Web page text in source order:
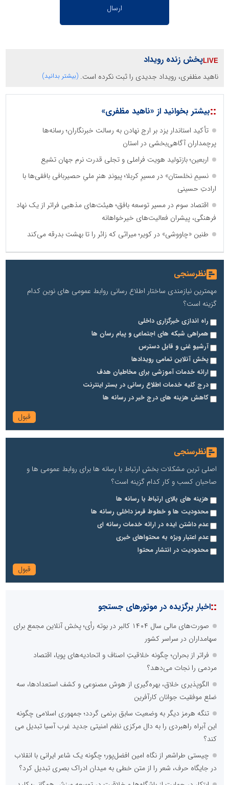
پخش زنده رویداد
ناهید مظفری، رویداد جدیدی را ثبت نکرده است. (بیشتر بدانید)
::بیشتر بخوانید از «ناهید مظفری»
تأکید استاندار یزد بر ارج نهادن به رسالت خبرنگاران؛ رسانه‌ها
پرچمداران آگاهی‌بخشی در استان
اربعین؛ بازتولید هویت فراملی و تجلی قدرت نرم جهان تشیع
نسیمِ نخلستان» در مسیرِ کربلا؛ پیوندِ هنرِ ملیِ حصیربافی بافقی‌ها با
ارادتِ حسینی
اقتصاد سوم در مسیر توسعه بافق؛ هیئت‌های مذهبی فراتر از یک نهاد
فرهنگی، پیشران فعالیت‌های خیرخواهانه
طنین «چاووشی» در کویر؛ میراثی که زائر را تا بهشت بدرقه می‌کند
نظرسنجی
مهمترین نیازمندی ساختار اطلاع رسانی روابط عمومی های نوین کدام
گزینه است؟
راه اندازی خبرگزاری داخلی
همراهی شبکه های اجتماعی و پیام رسان ها
آرشیو غنی و قابل دسترس
پخش آنلاین تمامی رویدادها
ارائه خدمات آموزشی برای مخاطیان هدف
درج کلیه خدمات اطلاع رسانی در بستر اینترنت
کاهش هزینه های درج خبر در رسانه ها
نظرسنجی
اصلی ترین مشکلات بخش ارتباط با رسانه ها برای روابط عمومی ها و
صاحبان کسب و کار کدام گزینه است؟
هزینه های بالای ارتباط با رسانه ها
محدودیت ها و خطوط قرمز داخلی رسانه ها
عدم داشتن ایده در ارائه خدمات رسانه ای
عدم اعتبار ویژه به محتواهای خبری
محدودیت در انتشار محتوا
::اخبار برگزیده در موتورهای جستجو
صورت‌های مالی سال ۱۴۰۴ کالبر در بوته رأی؛ پخش آنلاین مجمع برای
سهامداران در سراسر کشور
فراتر از بحران؛ چگونه خلاقیتِ اصناف و اتحادیه‌های پویا، اقتصاد
مردمی را نجات می‌دهد؟
الگوپذیری خلاق، بهره‌گیری از هوش مصنوعی و کشف استعدادها، سه
ضلع موفقیت جوانان کارآفرین
تنگه هرمز دیگر به وضعیت سابق برنمی گردد؛ جمهوری اسلامی چگونه
این آبراه راهبردی را به دال مرکزی نظم امنیتی جدید غرب آسیا تبدیل می
کند؟
چیستی طراشعر از نگاه امین افضل‌پور؛ چگونه یک شاعر ایرانی با انقلاب
در جایگاه حرف، شعر را از متن خطی به میدان ادراک بصری تبدیل کرد؟